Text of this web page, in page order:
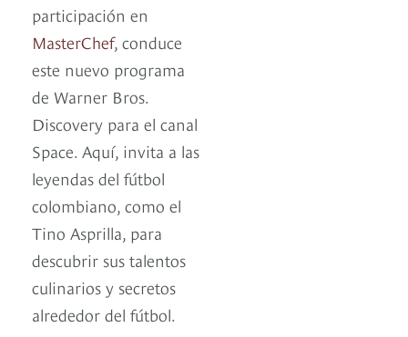
participación en
MasterChef, conduce
este nuevo programa
de Warner Bros.
Discovery para el canal
Space. Aquí, invita a las
leyendas del fútbol
colombiano, como el
Tino Asprilla, para
descubrir sus talentos
culinarios y secretos
alrededor del fútbol.